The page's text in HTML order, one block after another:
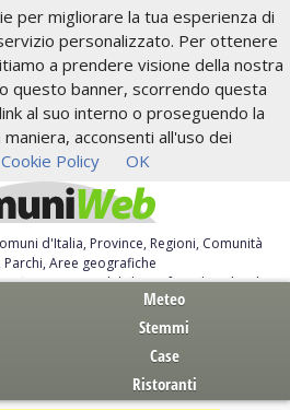
per migliorare la tua esperienza di
personalizzato. Per ottenere
a prendere visione della nostra
questo banner, scorrendo questa
al suo interno o proseguendo la
acconsenti all'uso dei
Cookie Policy OK
d'Italia, Province, Regioni, Comunità
Parchi, Aree geografiche
moduli, leggi, free download
Meteo
Stemmi
Case
Ristoranti